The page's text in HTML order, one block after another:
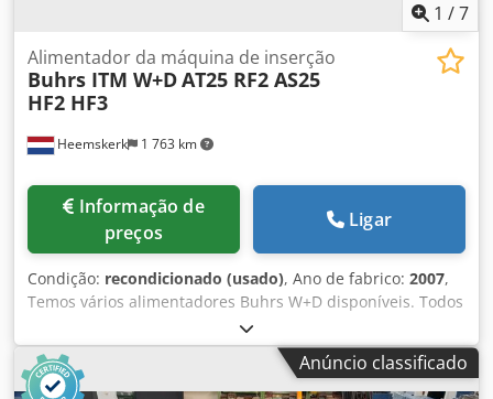
produção na sua Buhrs ITM BB300, BB600 ou BB700..... 1 /7
Heemskerk 1 763 km
Alimentador da máquina de inserção
Buhrs ITM W+DAT25 RF2 AS25
HF2 HF3
preços
Ligar
Condição: recondicionado (usado), Ano de fabrico: 2007,
Temos vários alimentadores Buhrs W+D disponíveis. Todos
completamente revisados e prontos para uso! Dodpoq Ec
Rgsfx Agdowa Tipos de alimentadores: Alimentador
rotativo de vácuo AT25 (BB300) Alimentador deslizante
AS25 (BB300) Alimentador de fricção a vácuo HF3 (BB300)
Anúncio classificado